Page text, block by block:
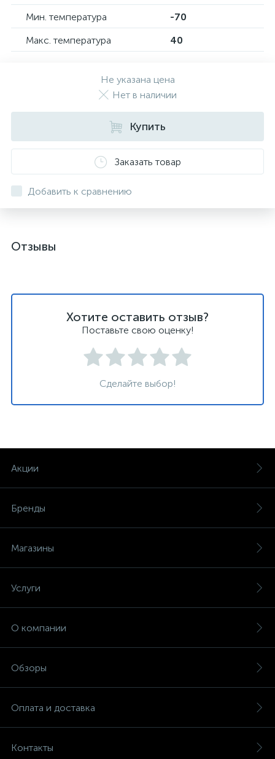
Мин. температура
-70
Макс. температура
40
Не указана цена
Нет в наличии
Купить
Заказать товар
Добавить к сравнению
Отзывы
Хотите оставить отзыв?
Поставьте свою оценку!
Сделайте выбор!
Акции
Бренды
Магазины
Услуги
О компании
Обзоры
Оплата и доставка
Контакты